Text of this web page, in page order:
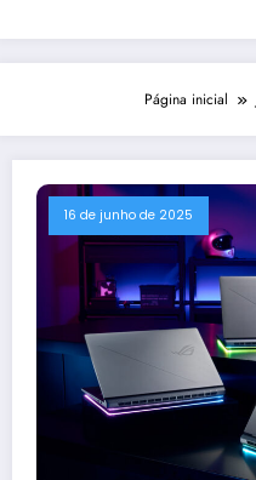
Página inicial
16 de junho de 2025